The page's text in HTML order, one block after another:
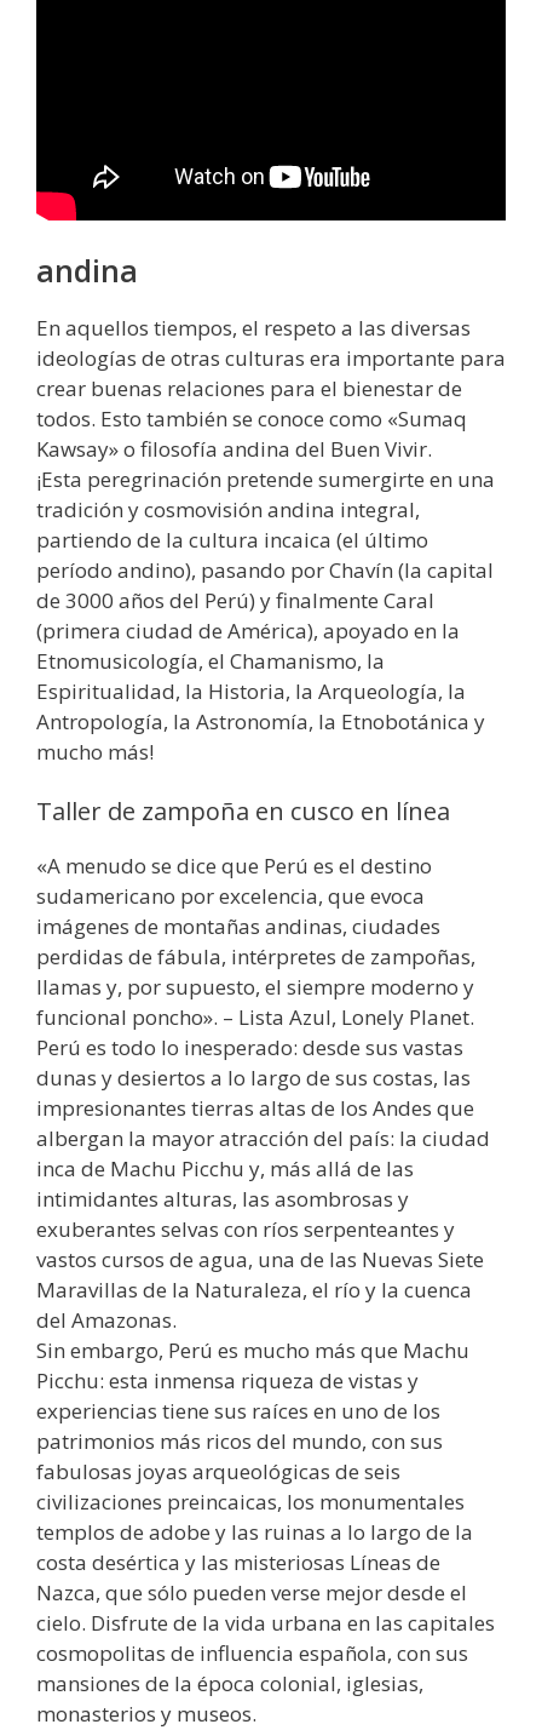
andina
En aquellos tiempos, el respeto a las diversas
ideologías de otras culturas era importante para
crear buenas relaciones para el bienestar de
todos. Esto también se conoce como «Sumaq
Kawsay» o filosofía andina del Buen Vivir.
¡Esta peregrinación pretende sumergirte en una
tradición y cosmovisión andina integral,
partiendo de la cultura incaica (el último
período andino), pasando por Chavín (la capital
de 3000 años del Perú) y finalmente Caral
(primera ciudad de América), apoyado en la
Etnomusicología, el Chamanismo, la
Espiritualidad, la Historia, la Arqueología, la
Antropología, la Astronomía, la Etnobotánica y
mucho más!
Taller de zampoña en cusco en línea
«A menudo se dice que Perú es el destino
sudamericano por excelencia, que evoca
imágenes de montañas andinas, ciudades
perdidas de fábula, intérpretes de zampoñas,
llamas y, por supuesto, el siempre moderno y
funcional poncho». – Lista Azul, Lonely Planet.
Perú es todo lo inesperado: desde sus vastas
dunas y desiertos a lo largo de sus costas, las
impresionantes tierras altas de los Andes que
albergan la mayor atracción del país: la ciudad
inca de Machu Picchu y, más allá de las
intimidantes alturas, las asombrosas y
exuberantes selvas con ríos serpenteantes y
vastos cursos de agua, una de las Nuevas Siete
Maravillas de la Naturaleza, el río y la cuenca
del Amazonas.
Sin embargo, Perú es mucho más que Machu
Picchu: esta inmensa riqueza de vistas y
experiencias tiene sus raíces en uno de los
patrimonios más ricos del mundo, con sus
fabulosas joyas arqueológicas de seis
civilizaciones preincaicas, los monumentales
templos de adobe y las ruinas a lo largo de la
costa desértica y las misteriosas Líneas de
Nazca, que sólo pueden verse mejor desde el
cielo. Disfrute de la vida urbana en las capitales
cosmopolitas de influencia española, con sus
mansiones de la época colonial, iglesias,
monasterios y museos.